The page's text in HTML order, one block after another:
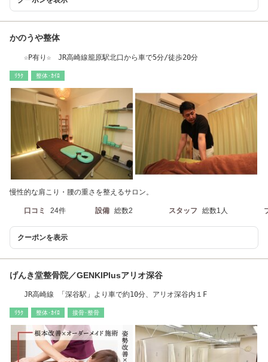
かのうや整体
☆P有り☆ JR高崎線籠原駅北口から車で5分/徒歩20分
ﾘﾗｸ 整体･ｶｲﾛ
慢性的な肩こり・腰の重さを整えるサロン。
口コミ 24件 設備 総数2 スタッフ 総数1人
クーポンを表示
げんき堂整骨院／GENKIPlusアリオ深谷
JR高崎線 「深谷駅」より車で約10分、アリオ深谷内１F
ﾘﾗｸ 整体･ｶｲﾛ 接骨･整骨